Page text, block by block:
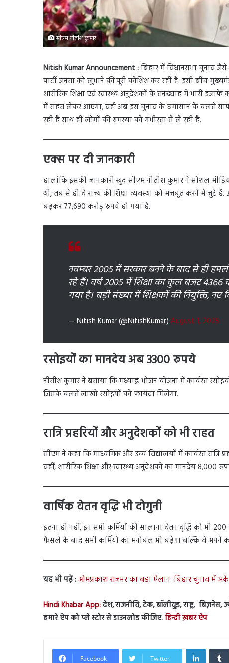
सीएम नीतीश कुमार.
Nitish Kumar Announcement :बिहार में विधानसभा चुनाव
पार्टी जनता को लुभाने की पूरी कोशिश कर रही है. इसी बीच
शारीरिक शिक्षा एवं स्वास्थ्य अनुदेशकों के तनख्वाह में भारी
में राहत लेकर आएगा, वहीं अब इस चुनाव के घमासान के चलते
रही है साथ ही लोगों की समस्या को गंभीरता से ले रही है.
एक्स पर दी जानकारी
हालांकि इसकी जानकारी खुद सीएम नीतीश कुमार ने सोशल
थी, तब से ही वे राज्य की शिक्षा व्यवस्था को मजबूत करने में जुटे
बढ़कर 77,690 करोड़ रुपये हो गया है.
नवम्बर 2005 में सरकार बनने के बाद से ही
रहे हैं। वर्ष 2005 में शिक्षा का कुल बजट
गया है। बड़ी संख्या में शिक्षकों की नियुक्ति,
— Nitish Kumar (@NitishKumar) August 1, 2025
रसोइयों का मानदेय अब 3300 रुपये
नीतीश कुमार ने बताया कि मध्याह्न भोजन योजना में कार्यरत
जिसके चलते लाखों रसोइयों को फायदा मिलेगा.
रात्रि प्रहरियों और अनुदेशकों को भी राहत
सीएम ने कहा कि माध्यमिक और उच्च विद्यालयों में कार्यरत
वहीं, शारीरिक शिक्षा और स्वास्थ्य अनुदेशकों का मानदेय 8,000
वार्षिक वेतन वृद्धि भी दोगुनी
इतना ही नहीं, इन सभी कर्मियों की सालाना वेतन वृद्धि को भी
फैसले के बाद सभी कर्मियों का मनोबल भी बढ़ेगा बल्कि वे अपने
यह भी पढ़ें :ओमप्रकाश राजभर का बड़ा ऐलान: बिहार चुनाव में
Hindi Khabar App:देश, राजनीति, टेक, बॉलीवुड, राष्ट्र,
हमारे ऐप को प्ले स्टोर से डाउनलोड कीजिए.हिन्दी ख़बर ऐप
Facebook Twitter
LinkedIn